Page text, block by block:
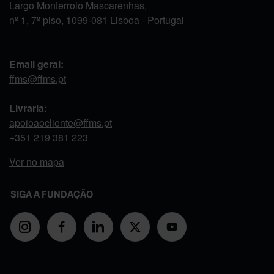
Largo Monterroio Mascarenhas,
nº 1, 7º piso, 1099-081 Lisboa - Portugal
Email geral:
ffms@ffms.pt
Livraria:
apoioaocliente@ffms.pt
+351 219 381 223
Ver no mapa
SIGA A FUNDAÇÃO